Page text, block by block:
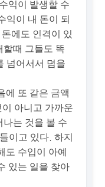
익이 발생할 수
익이 내 돈이 되
에도 인격이 있
할때 그들도 똑
넘어서서 덤을
에 또 같은 금액
아니고 가까운
나는 것을 볼 수
이고 있다. 하지
도 수입이 아예
있는 일을 찾아